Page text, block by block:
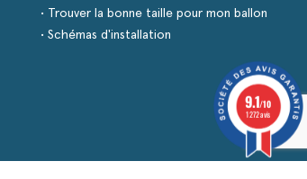
• Trouver la bonne taille pour mon ballon
• Schémas d'installation
vos préférences pour
9.1/10
1272 avis